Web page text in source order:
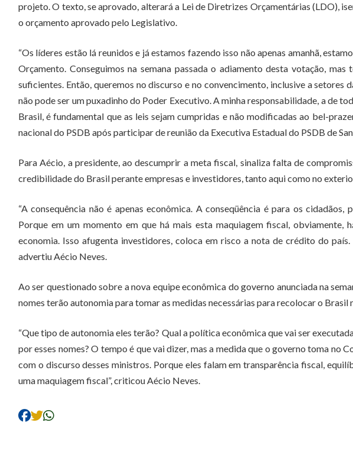
projeto. O texto, se aprovado, alterará a Lei de Diretrizes Orçamentárias (LDO),
o orçamento aprovado pelo Legislativo.
“Os líderes estão lá reunidos e já estamos fazendo isso não apenas amanhã,
Orçamento. Conseguimos na semana passada o adiamento desta votação,
suficientes. Então, queremos no discurso e no convencimento, inclusive a setores
não pode ser um puxadinho do Poder Executivo. A minha responsabilidade, a de
Brasil, é fundamental que as leis sejam cumpridas e não modificadas ao bel-
nacional do PSDB após participar de reunião da Executiva Estadual do PSDB de
Para Aécio, a presidente, ao descumprir a meta fiscal, sinaliza falta de
credibilidade do Brasil perante empresas e investidores, tanto aqui como no
“A consequência não é apenas econômica. A conseqüência é para os
Porque em um momento em que há mais esta maquiagem fiscal, obviamente,
economia. Isso afugenta investidores, coloca em risco a nota de crédito do
advertiu Aécio Neves.
Ao ser questionado sobre a nova equipe econômica do governo anunciada na
nomes terão autonomia para tomar as medidas necessárias para recolocar o Brasil
“Que tipo de autonomia eles terão? Qual a política econômica que vai ser
por esses nomes? O tempo é que vai dizer, mas a medida que o governo toma
com o discurso desses ministros. Porque eles falam em transparência fiscal,
uma maquiagem fiscal”, criticou Aécio Neves.